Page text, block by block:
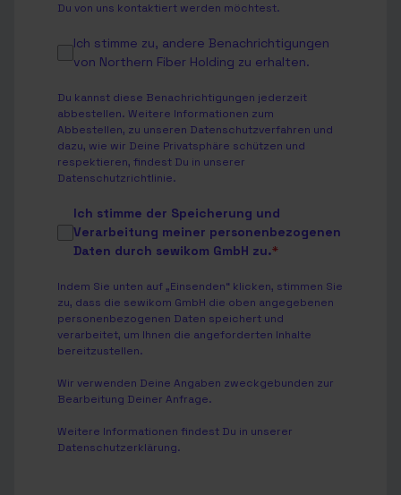
Du von uns kontaktiert werden möchtest.
Ich stimme zu, andere Benachrichtigungen
von Northern Fiber Holding zu erhalten.
Du kannst diese Benachrichtigungen jederzeit
abbestellen. Weitere Informationen zum
Abbestellen, zu unseren Datenschutzverfahren und
dazu, wie wir Deine Privatsphäre schützen und
respektieren, findest Du in unserer
Datenschutzrichtlinie.
Ich stimme der Speicherung und
Verarbeitung meiner personenbezogenen
Daten durch sewikom GmbH zu.*
Indem Sie unten auf „Einsenden“ klicken, stimmen Sie
zu, dass die sewikom GmbH die oben angegebenen
personenbezogenen Daten speichert und
verarbeitet, um Ihnen die angeforderten Inhalte
bereitzustellen.
Wir verwenden Deine Angaben zweckgebunden zur
Bearbeitung Deiner Anfrage.
Weitere Informationen findest Du in unserer
Datenschutzerklärung.